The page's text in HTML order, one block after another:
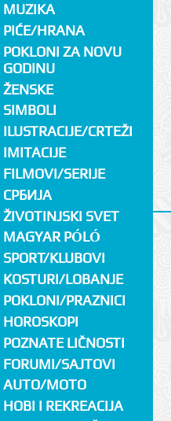
MUZIKA
PIĆE/HRANA
POKLONI ZA NOVU
GODINU
ŽENSKE
SIMBOLI
ILUSTRACIJE/CRTEŽI
IMITACIJE
FILMOVI/SERIJE
СРБИЈА
ŽIVOTINJSKI SVET
MAGYAR PÓLÓ
SPORT/KLUBOVI
KOSTURI/LOBANJE
POKLONI/PRAZNICI
HOROSKOPI
POZNATE LIČNOSTI
FORUMI/SAJTOVI
AUTO/MOTO
HOBI I REKREACIJA